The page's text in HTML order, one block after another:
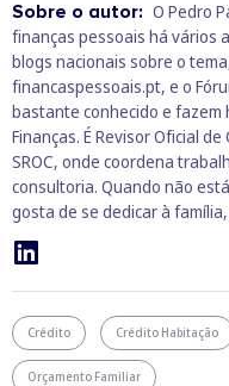
Sobre o autor: O Pedro
finanças pessoais há vários
blogs nacionais sobre o
financaspessoais.pt, e o
bastante conhecido e
Finanças. É Revisor Oficial
SROC, onde coordena
consultoria. Quando não
gosta de se dedicar à
Crédito Crédito Habitação
Orçamento Familiar